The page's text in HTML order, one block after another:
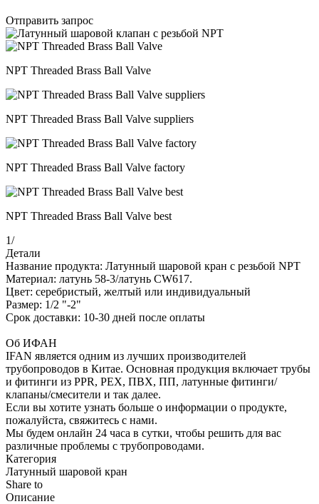
Отправить запрос
NPT Threaded Brass Ball Valve
NPT Threaded Brass Ball Valve suppliers
NPT Threaded Brass Ball Valve factory
NPT Threaded Brass Ball Valve best
1/
Детали
Название продукта: Латунный шаровой кран с резьбой NPT
Материал: латунь 58-3/латунь CW617.
Цвет: серебристый, желтый или индивидуальный
Размер: 1/2 "-2"
Срок доставки: 10-30 дней после оплаты
Об ИФАН
IFAN является одним из лучших производителей
трубопроводов в Китае. Основная продукция включает трубы
и фитинги из PPR, PEX, ПВХ, ПП, латунные фитинги/
клапаны/смесители и так далее.
Если вы хотите узнать больше о информации о продукте,
пожалуйста, свяжитесь с нами.
Мы будем онлайн 24 часа в сутки, чтобы решить для вас
различные проблемы с трубопроводами.
Категория
Латунный шаровой кран
Share to
Описание